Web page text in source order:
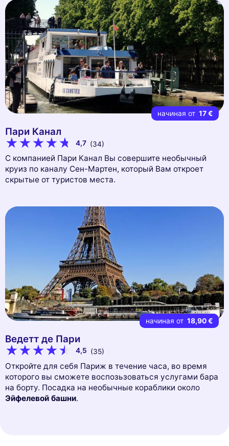
начиная от 17 €
Пари Канал
4,7 (34)
С компанией Пари Канал Вы совершите необычный
круиз по каналу Сен-Мартен, который Вам откроет
скрытые от туристов места.
начиная от 18,90 €
Ведетт де Пари
4,5 (35)
Откройте для себя Париж в течение часа, во время
которого вы сможете воспозьзоваться услугами бара
на борту. Посадка на необычные кораблики около
Эйфелевой башни.